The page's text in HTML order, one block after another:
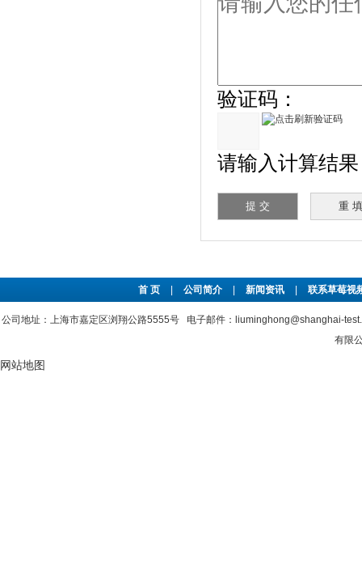
验证码：
请输入计算结果
首 页 公司简介 新闻资讯 联系草莓视
公司地址：上海市嘉定区浏翔公路5555号 电子邮件：liuminghong@shanghai-
有限
网站地图